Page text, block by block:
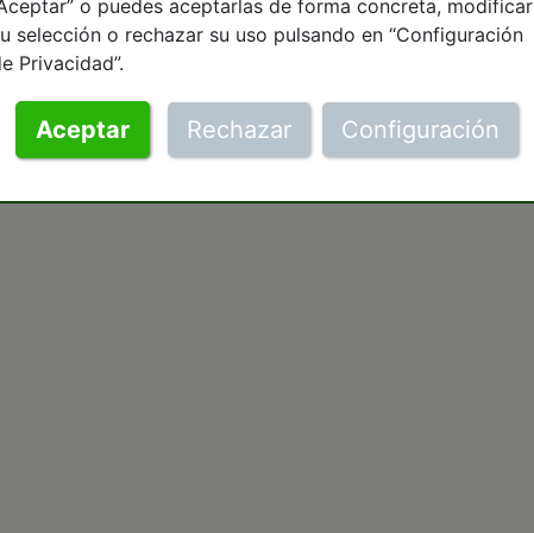
o puedes aceptarlas de forma concreta, modificar
selección o rechazar su uso pulsando en “Configuración
Privacidad”.
Aceptar Rechazar Configuración